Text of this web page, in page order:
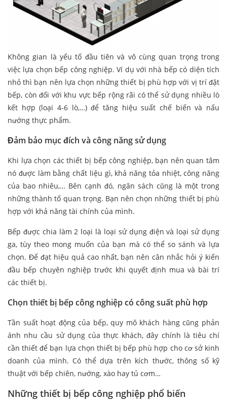
Không gian là yếu tố đầu tiên và vô cùng quan trọng trong
việc lựa chọn bếp công nghiệp. Ví dụ với nhà bếp có diện tích
nhỏ thì bạn nên lựa chọn những thiết bị phù hợp với vị trí đặt
bếp, còn đối với khu vực bếp rộng rãi có thể sử dụng nhiều lò
kết hợp (loại 4-6 lò,…) để tăng hiệu suất chế biến và nấu
nướng thực phẩm.
Đảm bảo mục đích và công năng sử dụng
Khi lựa chọn các thiết bị bếp công nghiệp, bạn nên quan tâm
nó được làm bằng chất liệu gì, khả năng tỏa nhiệt, công năng
của bao nhiêu,… Bên cạnh đó, ngân sách cũng là một trong
những thành tố quan trọng. Bạn nên chọn những thiết bị phù
hợp với khả năng tài chính của mình.
Bếp được chia làm 2 loại là loại sử dụng điện và loại sử dụng
ga, tùy theo mong muốn của bạn mà có thể so sánh và lựa
chọn. Để đạt hiệu quả cao nhất, bạn nên cân nhắc hỏi ý kiến
đầu bếp chuyên nghiệp trước khi quyết định mua và bài trí
các thiết bị.
Chọn thiết bị bếp công nghiệp có công suất phù hợp
Tần suất hoạt động của bếp, quy mô khách hàng cũng phản
ánh nhu cầu sử dụng của thực khách, đây chính là tiêu chí
cần thiết để bạn lựa chọn thiết bị bếp phù hợp cho cơ sở kinh
doanh của mình. Có thể dựa trên kích thước, thông số kỹ
thuật với bếp chiên, nướng, xào hay tủ cơm…
Những thiết bị bếp công nghiệp phổ biến